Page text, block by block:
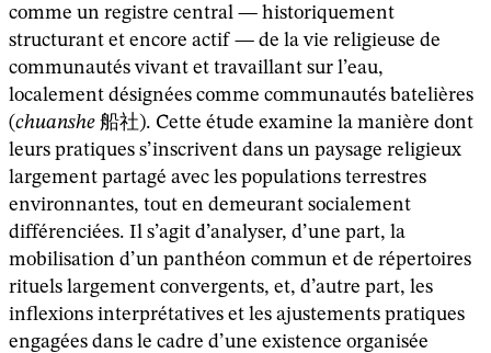
comme un registre central — historiquement
structurant et encore actif — de la vie religieuse de
communautés vivant et travaillant sur l’eau,
localement désignées comme communautés batelières
(chuanshe 船社). Cette étude examine la manière dont
leurs pratiques s’inscrivent dans un paysage religieux
largement partagé avec les populations terrestres
environnantes, tout en demeurant socialement
différenciées. Il s’agit d’analyser, d’une part, la
mobilisation d’un panthéon commun et de répertoires
rituels largement convergents, et, d’autre part, les
inflexions interprétatives et les ajustements pratiques
engagées dans le cadre d’une existence organisée